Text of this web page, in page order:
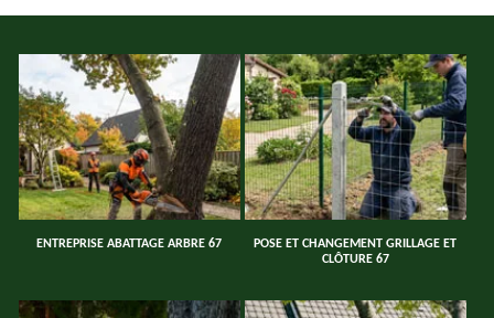
ENTREPRISE ABATTAGE ARBRE 67
POSE ET CHANGEMENT GRILLAGE ET
CLÔTURE 67